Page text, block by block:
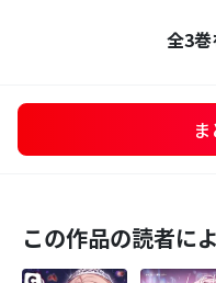
全3
この作品の読者に